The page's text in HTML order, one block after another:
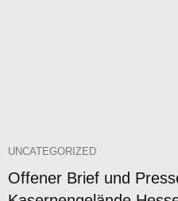
UNCATEGORIZED
Offener Brief und